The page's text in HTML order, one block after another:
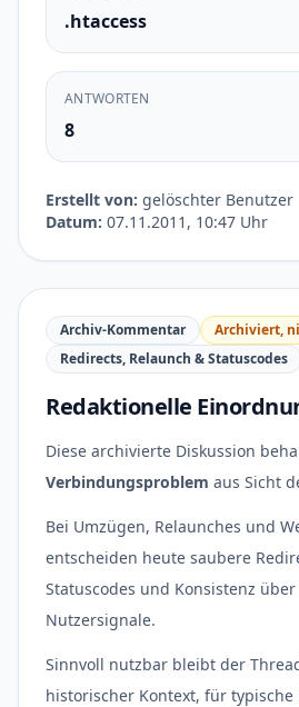
.htaccess
ANTWORTEN
8
Erstellt von: gelöschter Benutzer
Datum: 07.11.2011, 10:47 Uhr
Archiv-Kommentar
Archiviert,
Redirects, Relaunch & Statuscodes
Redaktionelle
Diese archivierte Diskussion
Verbindungsproblem aus Sicht
Bei Umzügen, Relaunches und
entscheiden heute saubere
Statuscodes und Konsistenz
Nutzersignale.
Sinnvoll nutzbar bleibt der
historischer Kontext, für typische